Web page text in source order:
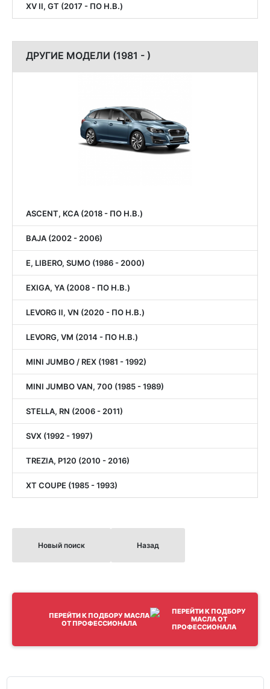
XV II, GT (2017 - ПО Н.В.)
ДРУГИЕ МОДЕЛИ (1981 - )
ASCENT, KCA (2018 - ПО Н.В.)
BAJA (2002 - 2006)
E, LIBERO, SUMO (1986 - 2000)
EXIGA, YA (2008 - ПО Н.В.)
LEVORG II, VN (2020 - ПО Н.В.)
LEVORG, VM (2014 - ПО Н.В.)
MINI JUMBO / REX (1981 - 1992)
MINI JUMBO VAN, 700 (1985 - 1989)
STELLA, RN (2006 - 2011)
SVX (1992 - 1997)
TREZIA, P120 (2010 - 2016)
XT COUPE (1985 - 1993)
Новый поиск Назад
ПЕРЕЙТИ К ПОДБОРУ МАСЛА
ОТ ПРОФЕССИОНАЛА